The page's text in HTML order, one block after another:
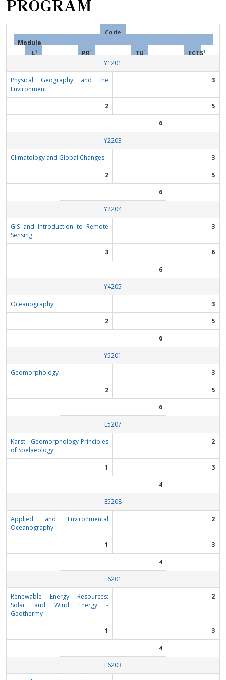
PROGRAM
Code
Module
L1 PR1 TU1 ECTS1
Υ1201
Physical Geography and the
Environment
3
2
5
6
Υ2203
Climatology and Global Changes
3
2
5
6
Υ2204
GIS and Introduction to Remote
Sensing
3
3
6
6
Υ4205
Oceanography
3
2
5
6
Υ5201
Geomorphology
3
2
5
6
Ε5207
Karst Geomorphology-Principles
of Spelaeology
2
1
3
4
Ε5208
Applied and Environmental
Oceanography
2
1
3
4
Ε6201
Renewable Energy Resources:
Solar and Wind Energy -
Geothermy
2
1
3
4
Ε6203